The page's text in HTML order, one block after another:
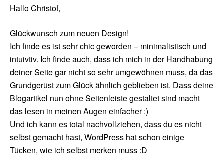
Hallo Christof,
Glückwunsch zum neuen Design!
Ich finde es ist sehr chic geworden – minimalistisch und
intuivtiv. Ich finde auch, dass ich mich in der Handhabung
deiner Seite gar nicht so sehr umgewöhnen muss, da das
Grundgerüst zum Glück ähnlich geblieben ist. Dass deine
Blogartikel nun ohne Seitenleiste gestaltet sind macht
das lesen in meinen Augen einfacher :)
Und ich kann es total nachvollziehen, dass du es nicht
selbst gemacht hast, WordPress hat schon einige
Tücken, wie ich selbst merken muss :D